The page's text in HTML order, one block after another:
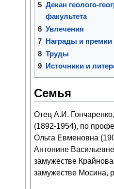
5 Декан геолого-
факультета
6 Увлечения
7 Награды и премии
8 Труды
9 Источники и
Семья
Отец А.И.
(1892-1954), по
Ольга Евменовна
Антонине
замужестве
замужестве Мосина,